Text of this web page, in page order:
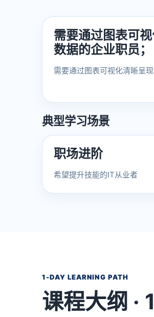
需要通过图表可
数据的企业职员；
需要通过图表可视化清晰呈现
典型学习场景
职场进阶
希望提升技能的IT从业者
1-DAY LEARNING PATH
课程大纲 ·